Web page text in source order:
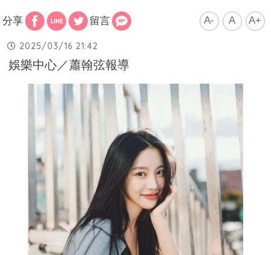
分享 留言 A- A A+
2025/03/16 21:42
娛樂中心／蕭翰弦報導